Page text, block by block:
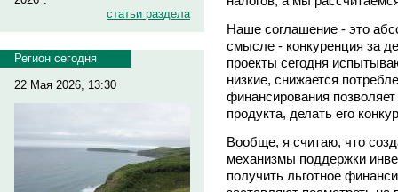
статьи раздела
Регион сегодня
22 Мая 2026, 13:30
Наше соглашение - это
смысле - конкуренция за
проекты сегодня
низкие, снижается
финансирования
продукта, делать его
Вообще, я считаю, что
механизмы поддержки
получить льготное